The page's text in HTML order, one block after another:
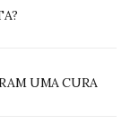
UMA CURA